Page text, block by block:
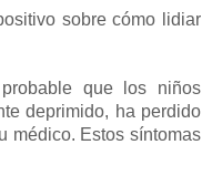
sobre cómo lidiar
que los niños
deprimido, ha perdido
médico. Estos síntomas